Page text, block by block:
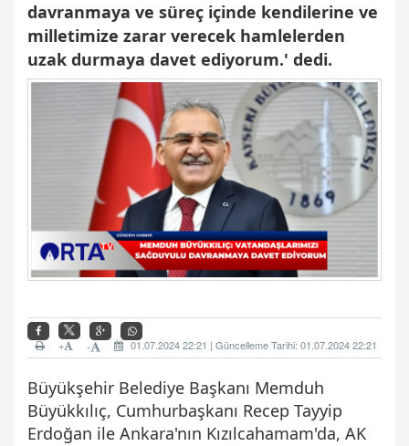
davranmaya ve süreç içinde kendilerine ve
milletimize zarar verecek hamlelerden
uzak durmaya davet ediyorum.' dedi.
01.07.2024 22:21 | Güncelleme Tarihi: 01.07.2024 22:21
-
+
Büyükşehir Belediye Başkanı Memduh
Büyükkılıç, Cumhurbaşkanı Recep Tayyip
Erdoğan ile Ankara'nın Kızılcahamam'da, AK